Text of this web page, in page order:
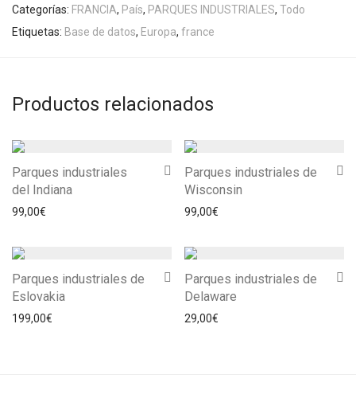
Categorías: FRANCIA, País, PARQUES INDUSTRIALES, Todo
Etiquetas: Base de datos, Europa, france
Productos relacionados
Parques industriales
del Indiana
99,00€
Parques industriales de
Wisconsin
99,00€
Parques industriales de
Eslovakia
199,00€
Parques industriales de
Delaware
29,00€